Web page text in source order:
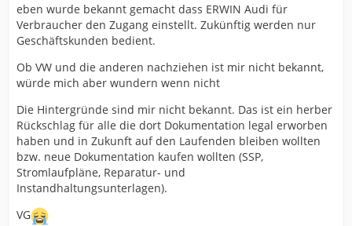
eben wurde bekannt gemacht dass ERWIN Audi für
Verbraucher den Zugang einstellt. Zukünftig werden nur
Geschäftskunden bedient.
Ob VW und die anderen nachziehen ist mir nicht bekannt,
würde mich aber wundern wenn nicht
Die Hintergründe sind mir nicht bekannt. Das ist ein herber
Rückschlag für alle die dort Dokumentation legal erworben
haben und in Zukunft auf den Laufenden bleiben wollten
bzw. neue Dokumentation kaufen wollten (SSP,
Stromlaufpläne, Reparatur- und
Instandhaltungsunterlagen).
VG